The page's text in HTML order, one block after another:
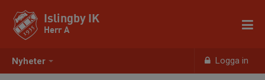
Nyheter Logga in
Islingby IK
Herr A